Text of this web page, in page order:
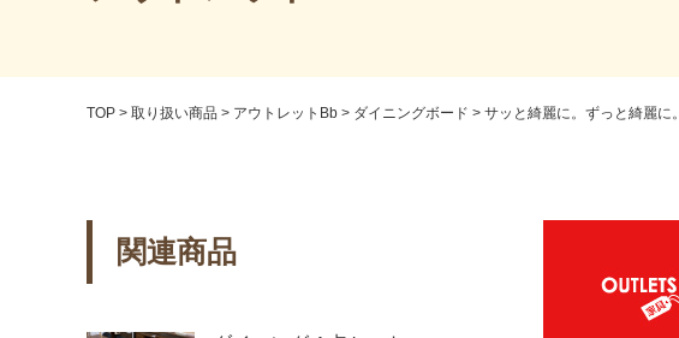
TOP > 取り扱い商品 > アウトレットBb > ダイニングボード > サッと綺麗に。ずっと綺麗に。
関連商品